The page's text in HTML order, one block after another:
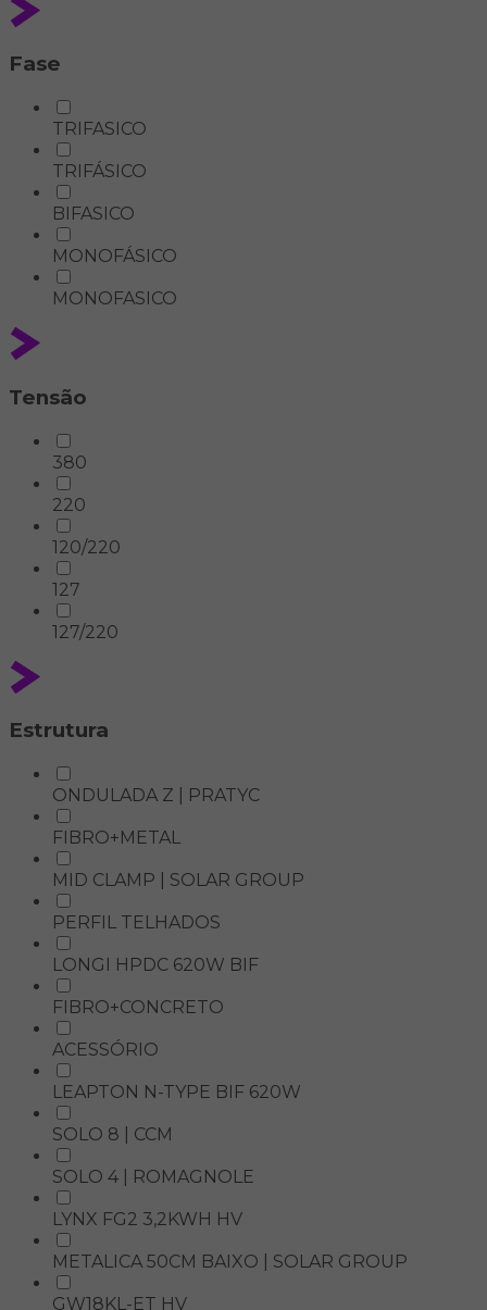
Fase
TRIFASICO
TRIFÁSICO
BIFASICO
MONOFÁSICO
MONOFASICO
Tensão
380
220
120/220
127
127/220
Estrutura
ONDULADA Z | PRATYC
FIBRO+METAL
MID CLAMP | SOLAR GROUP
PERFIL TELHADOS
LONGI HPDC 620W BIF
FIBRO+CONCRETO
ACESSÓRIO
LEAPTON N-TYPE BIF 620W
SOLO 8 | CCM
SOLO 4 | ROMAGNOLE
LYNX FG2 3,2KWH HV
METALICA 50CM BAIXO | SOLAR GROUP
GW18KL-ET HV